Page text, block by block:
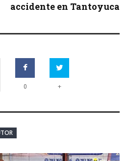
accidente en Tantoyuca
0 +